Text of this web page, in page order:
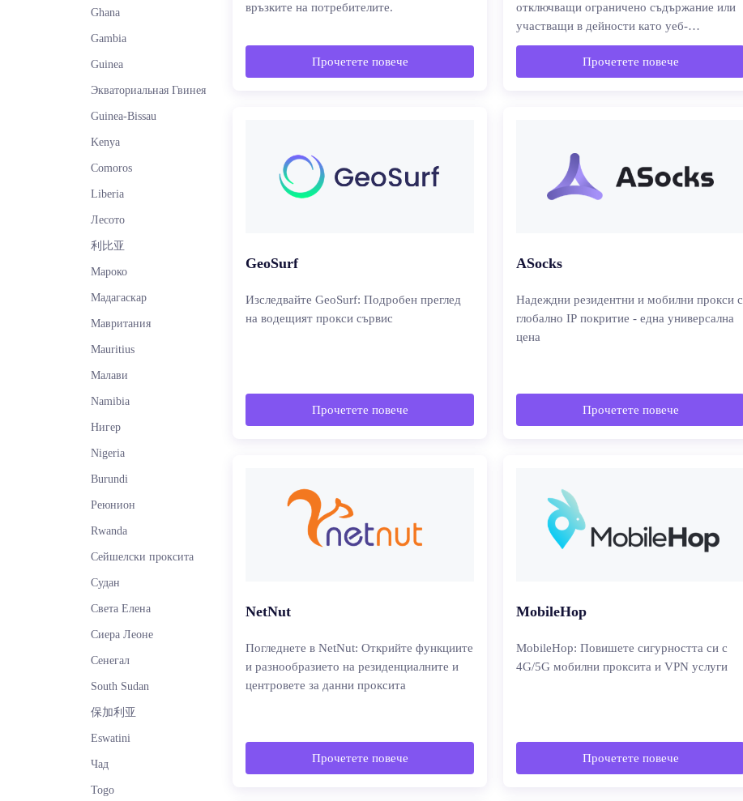
Ghana
Gambia
Guinea
Экваториальная Гвинея
Guinea-Bissau
Kenya
Comoros
Liberia
Лесото
利比亚
Мароко
Мадагаскар
Мавритания
Mauritius
Малави
Namibia
Нигер
Nigeria
Burundi
Реюнион
Rwanda
Сейшелски проксита
Судан
Света Елена
Сиера Леоне
Сенегал
South Sudan
保加利亚
Eswatini
Чад
Togo
връзките на потребителите.
Прочетете повече
отключващи ограничено съдържание или
участващи в дейности като уеб-
проследяване.
Прочетете повече
GeoSurf
Изследвайте GeoSurf: Подробен преглед
на водещият прокси сървис
Прочетете повече
ASocks
Надеждни резидентни и мобилни прокси с
глобално IP покритие - една универсална
цена
Прочетете повече
NetNut
Погледнете в NetNut: Открийте функциите
и разнообразието на резиденциалните и
центровете за данни проксита
Прочетете повече
MobileHop
MobileHop: Повишете сигурността си с
4G/5G мобилни проксита и VPN услуги
Прочетете повече